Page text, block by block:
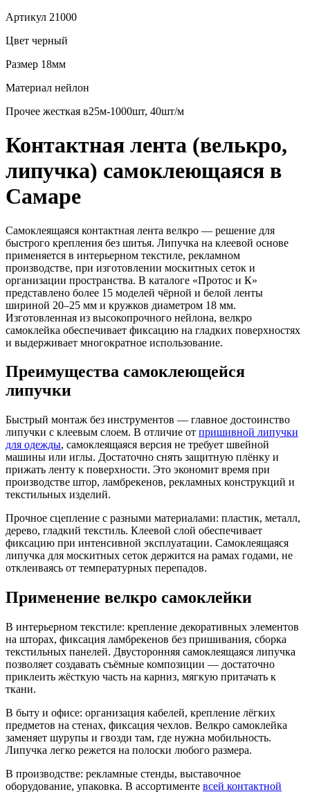
Артикул 21000
Цвет черный
Размер 18мм
Материал нейлон
Прочее жесткая в25м-1000шт, 40шт/м
Контактная лента (велькро,
липучка) самоклеющаяся в
Самаре
Самоклеящаяся контактная лента велкро — решение для
быстрого крепления без шитья. Липучка на клеевой основе
применяется в интерьерном текстиле, рекламном
производстве, при изготовлении москитных сеток и
организации пространства. В каталоге «Протос и К»
представлено более 15 моделей чёрной и белой ленты
шириной 20–25 мм и кружков диаметром 18 мм.
Изготовленная из высокопрочного нейлона, велкро
самоклейка обеспечивает фиксацию на гладких поверхностях
и выдерживает многократное использование.
Преимущества самоклеющейся
липучки
Быстрый монтаж без инструментов — главное достоинство
липучки с клеевым слоем. В отличие от пришивной липучки
для одежды, самоклеящаяся версия не требует швейной
машины или иглы. Достаточно снять защитную плёнку и
прижать ленту к поверхности. Это экономит время при
производстве штор, ламбрекенов, рекламных конструкций и
текстильных изделий.
Прочное сцепление с разными материалами: пластик, металл,
дерево, гладкий текстиль. Клеевой слой обеспечивает
фиксацию при интенсивной эксплуатации. Самоклеящаяся
липучка для москитных сеток держится на рамах годами, не
отклеиваясь от температурных перепадов.
Применение велкро самоклейки
В интерьерном текстиле: крепление декоративных элементов
на шторах, фиксация ламбрекенов без пришивания, сборка
текстильных панелей. Двусторонняя самоклеящаяся липучка
позволяет создавать съёмные композиции — достаточно
приклеить жёсткую часть на карниз, мягкую притачать к
ткани.
В быту и офисе: организация кабелей, крепление лёгких
предметов на стенах, фиксация чехлов. Велкро самоклейка
заменяет шурупы и гвозди там, где нужна мобильность.
Липучка легко режется на полоски любого размера.
В производстве: рекламные стенды, выставочное
оборудование, упаковка. В ассортименте всей контактной